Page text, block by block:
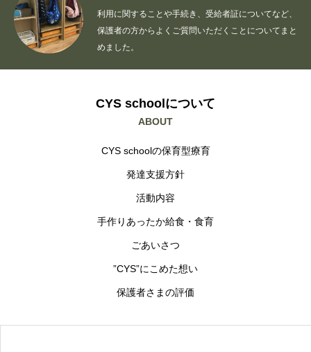
利用に関することや手続き、受給者証についてなど、
保護者の方からよくご質問いただくことについてまと
めました。
CYS schoolについて
ABOUT
CYS schoolの保育型療育
発達支援方針
活動内容
手作りあったか給食・食育
ごあいさつ
”CYS”にこめた想い
保護者さまの評価